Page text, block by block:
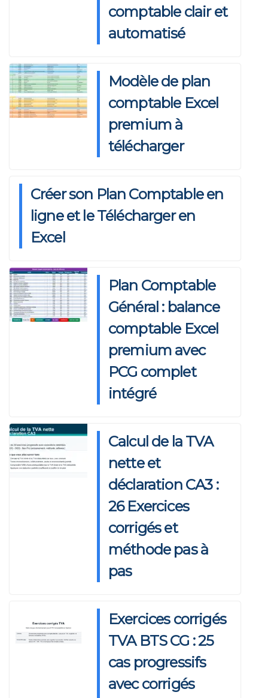
comptable clair et
automatisé
Modèle de plan
comptable Excel
premium à
télécharger
Créer son Plan Comptable en
ligne et le Télécharger en
Excel
Plan Comptable
Général : balance
comptable Excel
premium avec
PCG complet
intégré
Calcul de la TVA
nette et
déclaration CA3 :
26 Exercices
corrigés et
méthode pas à
pas
Exercices corrigés
TVA BTS CG : 25
cas progressifs
avec corrigés